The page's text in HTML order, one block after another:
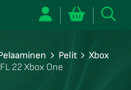
Pelit
Xbox
22 Xbox One